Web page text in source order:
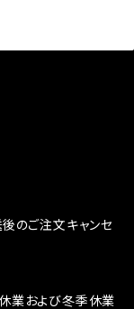
のご注文キャンセ
業および冬季休業